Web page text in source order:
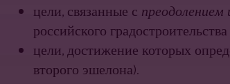
цели, связанные с преодолением
российского
цели, достижение которых
второго эшелона).